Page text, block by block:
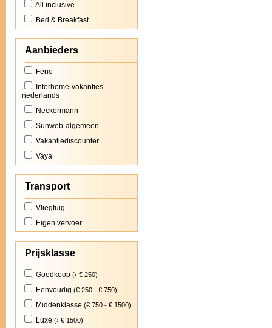
All inclusive
Bed & Breakfast
Aanbieders
Ferio
Interhome-vakanties-
nederlands
Neckermann
Sunweb-algemeen
Vakantiediscounter
Vaya
Transport
Vliegtuig
Eigen vervoer
Prijsklasse
Goedkoop (‹ € 250)
Eenvoudig (€ 250 - € 750)
Middenklasse (€ 750 - € 1500)
Luxe (› € 1500)